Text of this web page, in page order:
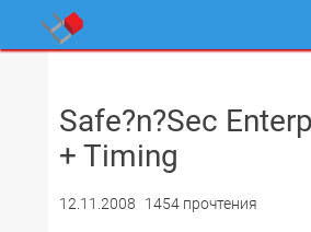
Safe?n?Sec
+ Timing
12.11.2008 1454 прочтения